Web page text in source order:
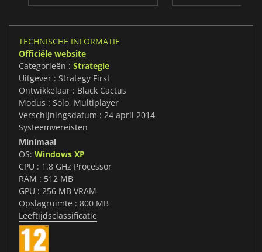
TECHNISCHE INFORMATIE
Officiële website
Categorieën : Strategie
Uitgever : Strategy First
Ontwikkelaar : Black Cactus
Modus : Solo, Multiplayer
Verschijningsdatum : 24 april 2014
Systeemvereisten
Minimaal
OS: Windows XP
CPU : 1.8 GHz Processor
RAM : 512 MB
GPU : 256 MB VRAM
Opslagruimte : 800 MB
Leeftijdsclassificatie